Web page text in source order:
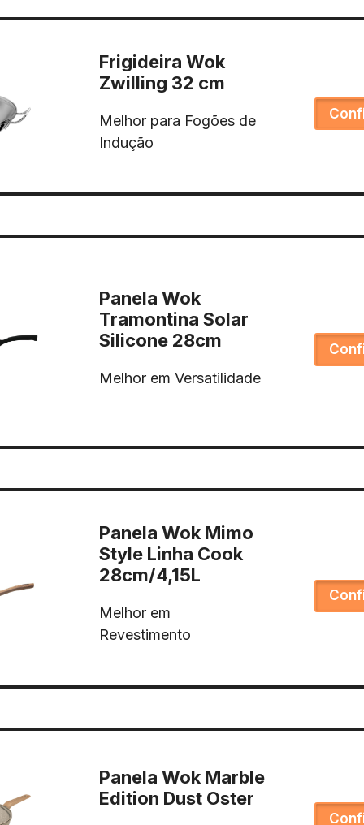
Frigideira Wok
Zwilling 32 cm
Melhor para Fogões de
Indução
Panela Wok
Tramontina Solar
Silicone 28cm
Melhor em Versatilidade
Panela Wok Mimo
Style Linha Cook
28cm/4,15L
Melhor em
Revestimento
Panela Wok Marble
Edition Dust Oster